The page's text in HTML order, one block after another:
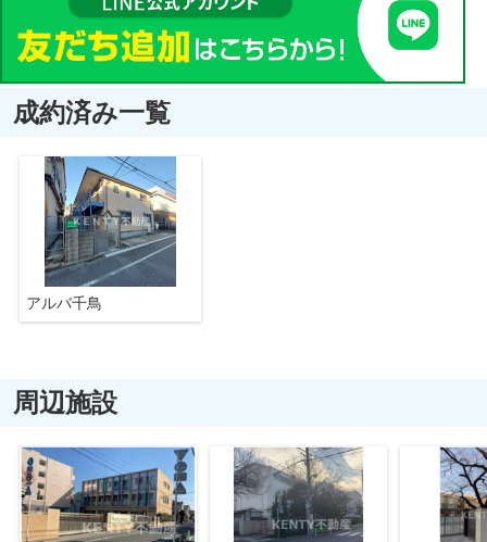
成約済み一覧
アルバ千鳥
周辺施設